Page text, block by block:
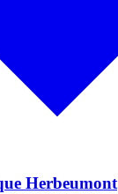
Herbeumont